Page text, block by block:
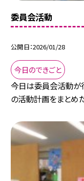
委員会活動
公開日 2026/01/28
今日のできごと
今日は委員会活動が
の活動計画をまとめ